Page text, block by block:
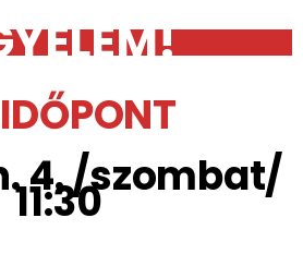
4. /szombat/
11:30